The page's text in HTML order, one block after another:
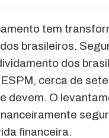
tem
brasileiros.
dos
cerca de
devem. O
financeira.